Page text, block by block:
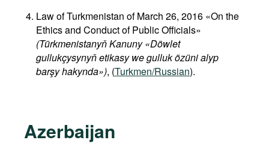
Law of Turkmenistan of March 26, 2016 «On the
Ethics and Conduct of Public Officials»
(Türkmenistanyň Kanuny «Döwlet
gullukçysynyň etikasy we gulluk özüni alyp
barşy hakynda»), (Turkmen/Russian).
Azerbaijan